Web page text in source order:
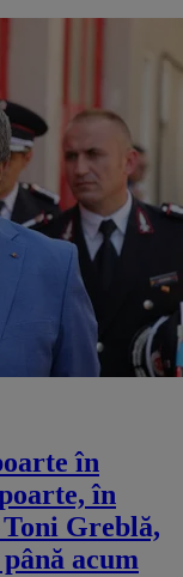
în
în
Greblă,
acum